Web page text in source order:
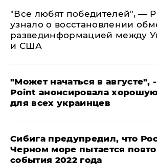
​"Все любят победителей", —
узнало о восстановлении
развединформацией между
и США
"Может начаться в августе",
Point анонсировала
для всех украинцев
Сибига предупредил, что
Черном море пытается
события 2022 года